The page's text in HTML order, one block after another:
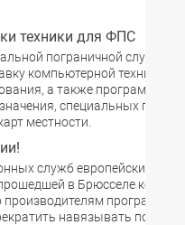
техники для ФПС
пограничной службы
компьютерной техники,
а также программного
специальных
местности.
служб европейских
в Брюсселе
производителям
навязывать